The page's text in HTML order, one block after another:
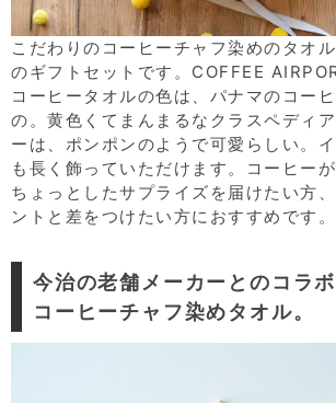
こだわりのコーヒーチャフ染めのタオ
のギフトセットです。COFFEE
コーヒータオルの色は、パナマのコー
の。黄色くてまんまるなクラスペディ
ーは、ポンポンのようで可愛らしい。
も長く飾っていただけます。コーヒーが
ちょっとしたサプライズを届けたい方
ントと差をつけたい方におすすめです。
今治の老舗メーカーとのコラボ
コーヒーチャフ染めタオル。